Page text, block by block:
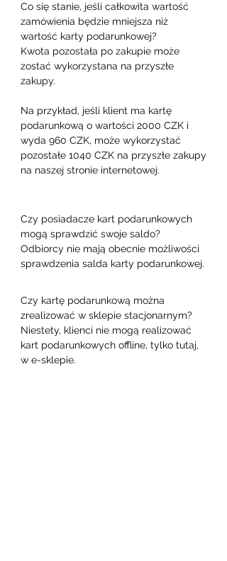
Co się stanie, jeśli całkowita wartość
zamówienia będzie mniejsza niż
wartość karty podarunkowej?
Kwota pozostała po zakupie może
zostać wykorzystana na przyszłe
zakupy.
Na przykład, jeśli klient ma kartę
podarunkową o wartości 2000 CZK i
wyda 960 CZK, może wykorzystać
pozostałe 1040 CZK na przyszłe zakupy
na naszej stronie internetowej.
Czy posiadacze kart podarunkowych
mogą sprawdzić swoje saldo?
Odbiorcy nie mają obecnie możliwości
sprawdzenia salda karty podarunkowej.
Czy kartę podarunkową można
zrealizować w sklepie stacjonarnym?
Niestety, klienci nie mogą realizować
kart podarunkowych offline, tylko tutaj,
w e-sklepie.